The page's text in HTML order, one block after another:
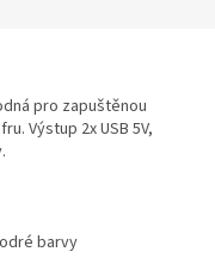
pro zapuštěnou
Výstup 2x USB 5V,
barvy